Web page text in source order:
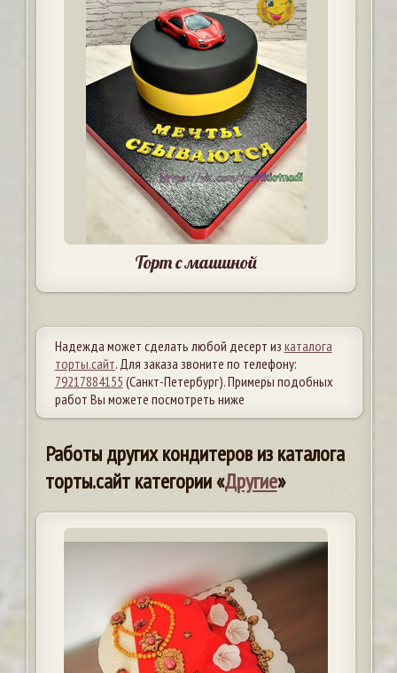
Торт с машиной
Надежда может сделать любой десерт из каталога
торты.сайт. Для заказа звоните по телефону:
79217884155 (Санкт-Петербург). Примеры подобных
работ Вы можете посмотреть ниже
Работы других кондитеров из каталога
торты.сайт категории «Другие»